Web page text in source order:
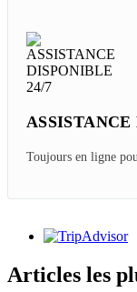
Toujours en ligne
Articles les